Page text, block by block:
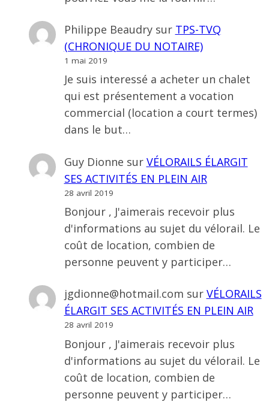
Philippe Beaudrysur TPS-TVQ
(CHRONIQUE DU NOTAIRE)
1 mai 2019
Je suis interessé a acheter un chalet
qui est présentement a vocation
commercial (location a court termes)
dans le but…
Guy Dionne sur VÉLORAILS ÉLARGIT
SES ACTIVITÉS EN PLEIN AIR
28 avril 2019
Bonjour , J'aimerais recevoir plus
d'informations au sujet du vélorail. Le
coût de location, combien de
personne peuvent y participer…
jgdionne@hotmail.com sur VÉLORAILS
ÉLARGIT SES ACTIVITÉS EN PLEIN AIR
28 avril 2019
Bonjour , J'aimerais recevoir plus
d'informations au sujet du vélorail. Le
coût de location, combien de
personne peuvent y participer…